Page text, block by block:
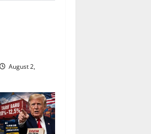
August 2,